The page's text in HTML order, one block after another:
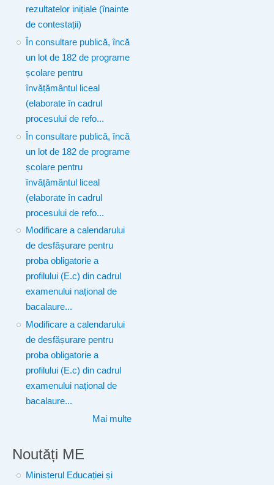
rezultatelor inițiale (înainte
de contestații)
În consultare publică, încă
un lot de 182 de programe
școlare pentru
învățământul liceal
(elaborate în cadrul
procesului de refo...
În consultare publică, încă
un lot de 182 de programe
școlare pentru
învățământul liceal
(elaborate în cadrul
procesului de refo...
Modificare a calendarului
de desfășurare pentru
proba obligatorie a
profilului (E.c) din cadrul
examenului național de
bacalaure...
Modificare a calendarului
de desfășurare pentru
proba obligatorie a
profilului (E.c) din cadrul
examenului național de
bacalaure...
Mai multe
Noutăți ME
Ministerul Educației și